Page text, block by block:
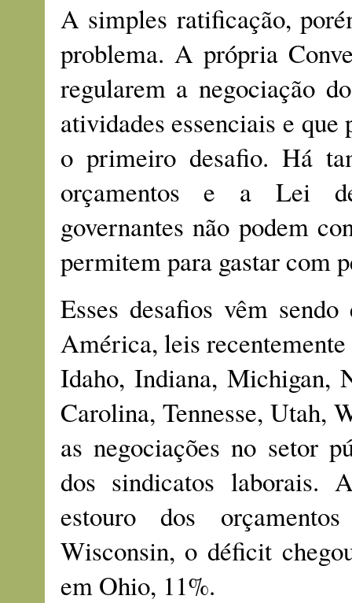
A simples ratificação,
problema. A própria
regularem a negociação
atividades essenciais e
o primeiro desafio. Há
orçamentos e a Lei
governantes não podem
permitem para gastar com
Esses desafios vêm
América, leis
Idaho, Indiana, Michigan,
Carolina, Tennesse, Utah,
as negociações no setor
dos sindicatos laborais.
estouro dos
Wisconsin, o déficit
em Ohio, 11%.